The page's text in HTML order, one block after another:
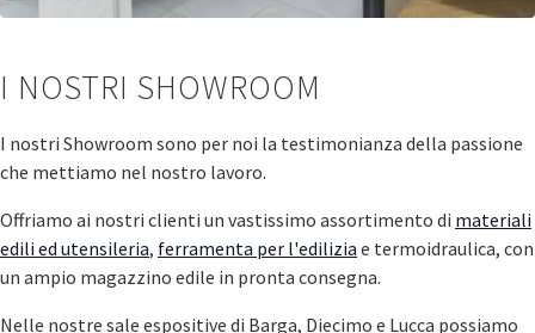
I NOSTRI SHOWROOM
I nostri Showroom sono per noi la testimonianza della passione
che mettiamo nel nostro lavoro.
Offriamo ai nostri clienti un vastissimo assortimento di materiali
edili ed utensileria, ferramenta per l'edilizia e termoidraulica, con
un ampio magazzino edile in pronta consegna.
Nelle nostre sale espositive di Barga, Diecimo e Lucca possiamo